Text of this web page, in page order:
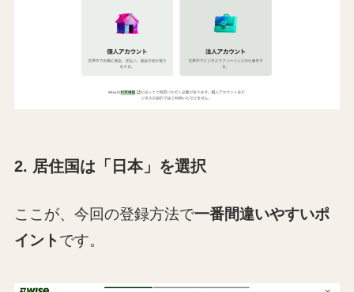
2. 居住国は「日本」を選択
ここが、今回の登録方法で一番間違いやすいポ
イントです。